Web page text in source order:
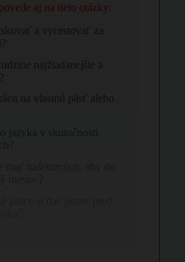
aj na tieto otázky:
a vycestovať za
najžiadanejšie a
na vlastnú päsť alebo